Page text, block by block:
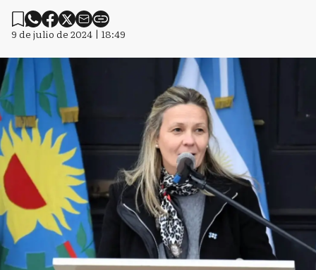
9 de julio de 2024 | 18:49